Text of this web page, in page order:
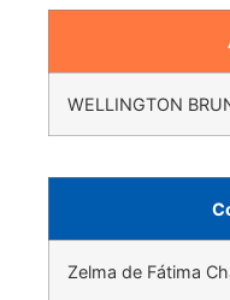
WELLINGTON
Zelma de Fátima